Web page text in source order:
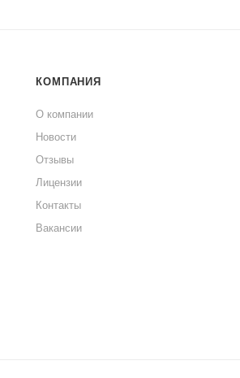
КОМПАНИЯ
О компании
Новости
Отзывы
Лицензии
Контакты
Вакансии